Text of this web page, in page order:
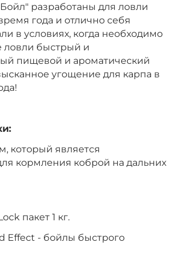
разработаны для ловли
года и отлично себя
в условиях, когда необходимо
ловли быстрый и
пищевой и ароматический
угощение для карпа в
который является
кормления коброй на дальних
пакет 1 кг.
Effect - бойлы быстрого